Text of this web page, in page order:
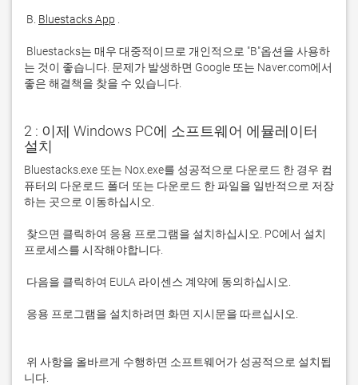
B. Bluestacks App
는 것이 좋습니다. 문제가 발생하면 Google 또는 Naver.com에서
좋은 해결책을 찾을 수 있습니다.
2 : 이제 Windows PC에 소프트웨어 에뮬레이터
설치
Bluestacks.exe 또는 Nox.exe를 성공적으로 다운로드 한 경우 컴
퓨터의 다운로드 폴더 또는 다운로드 한 파일을 일반적으로 저장
니다.